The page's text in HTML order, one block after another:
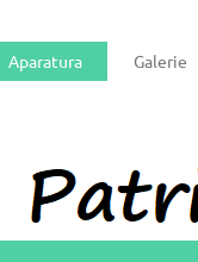
Aparatura Galerie